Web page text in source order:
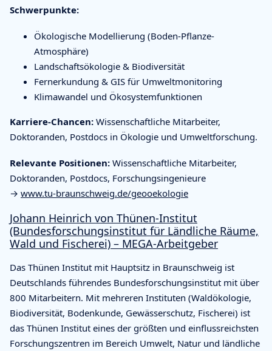
Schwerpunkte:
Ökologische Modellierung (Boden-Pflanze-
Atmosphäre)
Landschaftsökologie & Biodiversität
Fernerkundung & GIS für Umweltmonitoring
Klimawandel und Ökosystemfunktionen
Karriere-Chancen: Wissenschaftliche Mitarbeiter,
Doktoranden, Postdocs in Ökologie und Umweltforschung.
Relevante Positionen: Wissenschaftliche Mitarbeiter,
Doktoranden, Postdocs, Forschungsingenieure
→ www.tu-braunschweig.de/geooekologie
Johann Heinrich von Thünen-Institut
(Bundesforschungsinstitut für Ländliche Räume,
Wald und Fischerei) – MEGA-Arbeitgeber
Das Thünen Institut mit Hauptsitz in Braunschweig ist
Deutschlands führendes Bundesforschungsinstitut mit über
800 Mitarbeitern. Mit mehreren Instituten (Waldökologie,
Biodiversität, Bodenkunde, Gewässerschutz, Fischerei) ist
das Thünen Institut eines der größten und einflussreichsten
Forschungszentren im Bereich Umwelt, Natur und ländliche